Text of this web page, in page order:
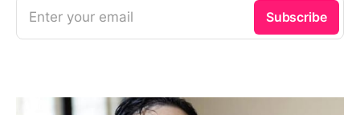
Enter your email Subscribe